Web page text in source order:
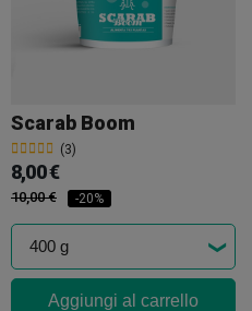
Scarab Boom
(3)
8,00 €
10,00 € -20%
Aggiungi al carrello